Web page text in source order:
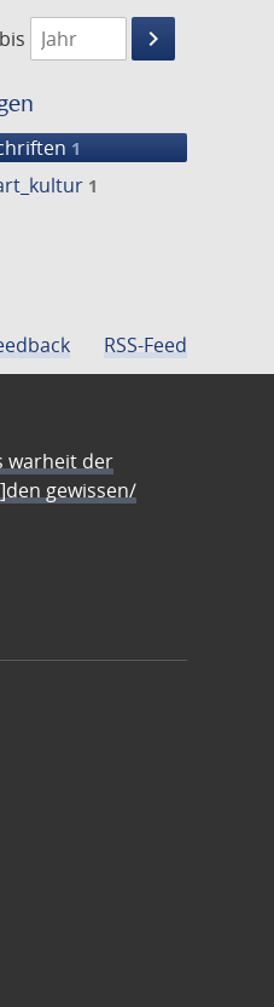
1475
bis
keyboard_arrow_right
Suche
1
1
RSS-Feed
warheit der
gewissen/